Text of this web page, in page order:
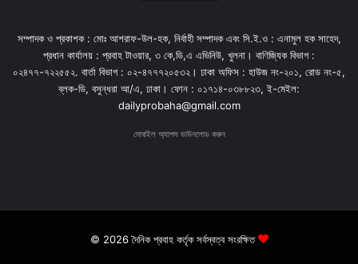
সম্পাদক ও প্রকাশক : মোঃ আশরাফ-উল-হক, নির্বাহী সম্পাদক এবং সি.ই.ও : এনামুল হক সাহেদ,
প্রধান কার্যালয় : প্রবাহ টাওয়ার, ৩ কে,ডি,এ এভিনিউ, খুলনা। বাণিজ্যিক বিভাগ :
০২৪৭৭-৭২২৫৫২. বার্তা বিভাগ : ০২-৪৭৭৭২০৫৩২। ঢাকা অফিস : হাউজ নং-২০১, রোড নং-৫,
ব্লক-ডি, বসুন্ধরা আ/এ, ঢাকা। ফোন : ০১৭১৪-০৩৮৮২৩, ই-মেইল:
dailyprobaha@gmail.com
মোবাইল অ্যাপস ডাউনলোড করুন
© 2026 দৈনিক প্রবাহ কর্তৃক সর্বস্বত্ব সংরক্ষিত